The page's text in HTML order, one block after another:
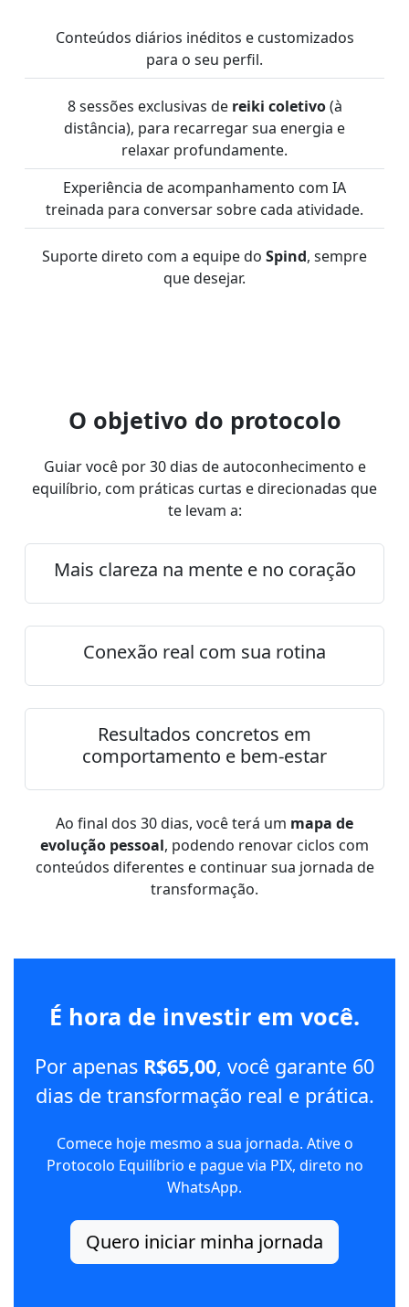
Conteúdos diários inéditos e customizados
para o seu perfil.
8 sessões exclusivas de reiki coletivo(à
distância), para recarregar sua energia e
relaxar profundamente.
Experiência de acompanhamento com IA
treinada para conversar sobre cada atividade.
Suporte direto com a equipe do Spind, sempre
que desejar.
O objetivo do protocolo
Guiar você por 30 dias de autoconhecimento e
equilíbrio, com práticas curtas e direcionadas que
te levam a:
Mais clareza na mente e no coração
Conexão real com sua rotina
Resultados concretos em
comportamento e bem-estar
Ao final dos 30 dias, você terá um mapa de
evolução pessoal, podendo renovar ciclos com
conteúdos diferentes e continuar sua jornada de
transformação.
É hora de investir em você.
Por apenas R$65,00, você garante 60
dias de transformação real e prática.
Comece hoje mesmo a sua jornada. Ative o
Protocolo Equilíbrio e pague via PIX, direto no
WhatsApp.
Quero iniciar minha jornada